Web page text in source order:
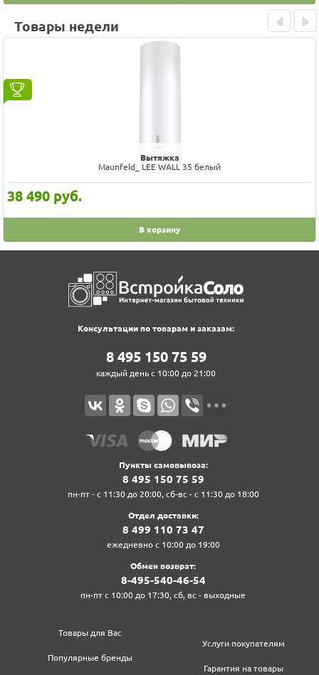
Товары недели
Вытяжка
Maunfeld_ LEE WALL 35 белый
38 490 руб.
В корзину
Prev Next
Консультации по товарам и заказам:
8‍ 4‍9‍5‍ 1‍5‍0‍ 7‍5‍ 5‍9‍
каждый день с 10:00 до 21:00
Пункты самовывоза:
8‍ 4‍9‍5‍ 1‍5‍0‍ 7‍5‍ 5‍9‍
пн-пт - с 11:30 до 20:00, сб-вс - с 11:30 до 18:00
Отдел доставки:
8‍ 4‍9‍9‍ 1‍1‍0‍ 7‍3‍ 4‍7‍
ежедневно с 10:00 до 19:00
Обмен возврат:
8‍-4‍9‍5‍-5‍4‍0‍-4‍6‍-5‍4‍
пн-пт с 10:00 до 17:30, сб, вс - выходные
Товары для Вас
Популярные бренды
Услуги покупателям
Гарантия на товары